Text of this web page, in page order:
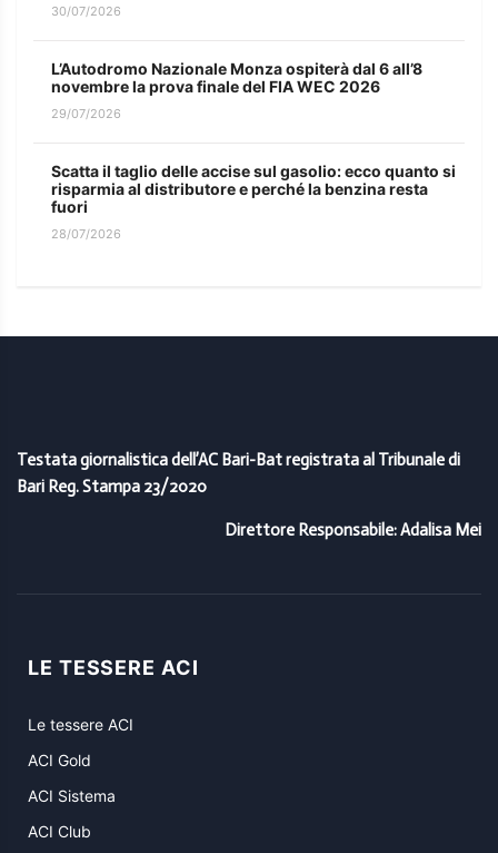
30/07/2026
L’Autodromo Nazionale Monza ospiterà dal 6 all’8
novembre la prova finale del FIA WEC 2026
29/07/2026
Scatta il taglio delle accise sul gasolio: ecco quanto si
risparmia al distributore e perché la benzina resta
fuori
28/07/2026
Testata giornalistica dell’AC Bari-Bat registrata al Tribunale di
Bari Reg. Stampa 23/2020
Direttore Responsabile: Adalisa Mei
LE TESSERE ACI
Le tessere ACI
ACI Gold
ACI Sistema
ACI Club